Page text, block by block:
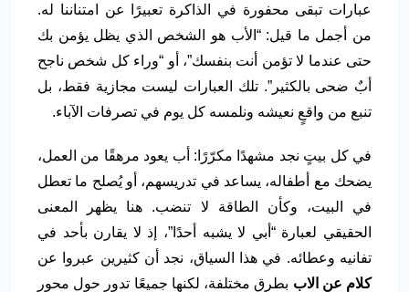
عبارات تبقى محفورة في الذاكرة تعبيرًا عن امتناننا له.
من أجمل ما قيل: “الأب هو الشخص الذي يظل يؤمن بك
حتى عندما لا تؤمن أنت بنفسك”، أو “وراء كل شخص ناجح
أبٌ ضحى بالكثير”. تلك العبارات ليست مجازية فقط، بل
تنبع من واقعٍ نعيشه ونلمسه كل يوم في تصرفات الآباء.
في كل بيتٍ نجد مشهدًا مكرّرًا: أب يعود مرهقًا من العمل،
يضحك مع أطفاله، يساعد في تدريسهم، أو يُصلح ما تعطل
في البيت، وكأن الطاقة لا تنضب. هنا يظهر المعنى
الحقيقي لعبارة “أبي لا يشبه أحدًا”، إذ لا يقارن بأحد في
تفانيه وعطائه. في هذا السياق، نجد أن كثيرين عبروا عن
كلام عن الاب بطرق مختلفة، لكنها جميعًا تدور حول محور